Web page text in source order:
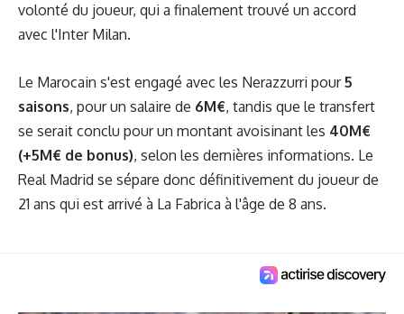
volonté du joueur, qui a finalement trouvé un accord
avec l'Inter Milan.
Le Marocain s'est engagé avec les Nerazzurri pour5
saisons, pour un salaire de 6M€, tandis que le transfert
se serait conclu pour un montant avoisinant les 40M€
(+5M€ de bonus), selon les dernières informations. Le
Real Madrid se sépare donc définitivement du joueur de
21 ans qui est arrivé à La Fabrica à l'âge de 8 ans.